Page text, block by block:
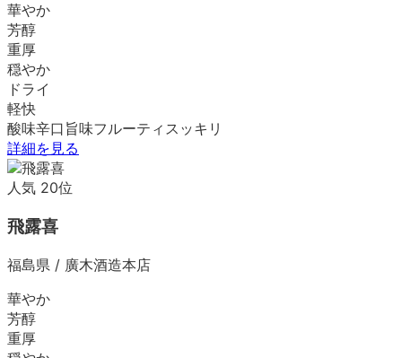
華やか
芳醇
重厚
穏やか
ドライ
軽快
酸味辛口 旨味フルーティ スッキリ
詳細を見る
人気 20位
飛露喜
福島県 / 廣木酒造本店
華やか
芳醇
重厚